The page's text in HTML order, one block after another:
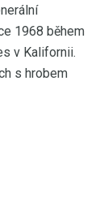
1968 během
v Kalifornii.
s hrobem